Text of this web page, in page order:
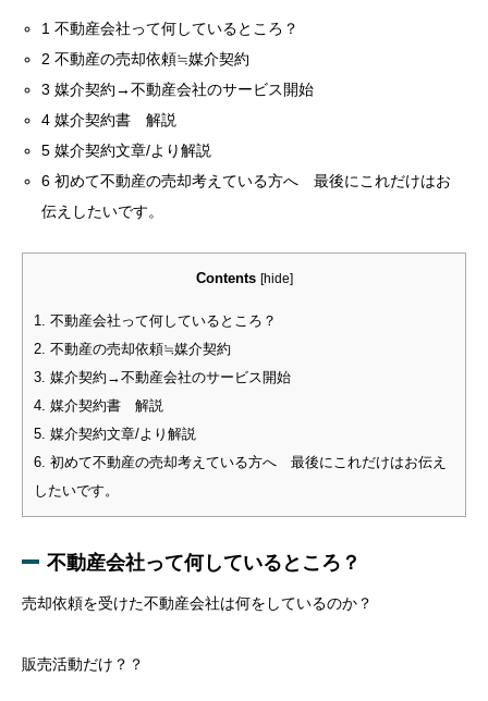
1 不動産会社って何しているところ？
2 不動産の売却依頼≒媒介契約
3 媒介契約→不動産会社のサービス開始
4 媒介契約書 解説
5 媒介契約文章/より解説
6 初めて不動産の売却考えている方へ 最後にこれだけはお
伝えしたいです。
Contents [hide]
1. 不動産会社って何しているところ？
2. 不動産の売却依頼≒媒介契約
3. 媒介契約→不動産会社のサービス開始
4. 媒介契約書 解説
5. 媒介契約文章/より解説
6. 初めて不動産の売却考えている方へ 最後にこれだけはお伝え
したいです。
不動産会社って何しているところ？
売却依頼を受けた不動産会社は何をしているのか？
販売活動だけ？？